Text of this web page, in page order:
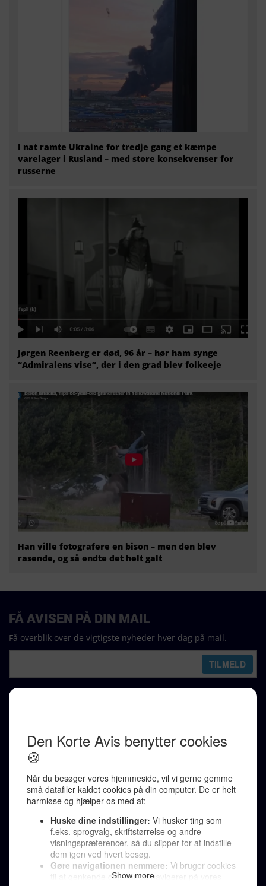
I nat ramte Ukraine for tredje gang et kæmpe
varelager i Rusland – med store konsekvenser for
russerne
Jørgen Reenberg er død, 96 år – hør ham synge
“Admiralens vise”, der i den grad blev folkeeje
Han ville fotografere en bison – men den blev
rasende, og så endte det helt galt
Karen Jespersen
Redaktionen kontaktes via mail til
redaktion@denkorteavis.dk
Telefonsvarer 20 30 10 96
Von Ostensgade 22, 2791 Dragør
LINKS
Tidligere aviser >
Støt Den Korte Avis >
FÅ AVISEN PÅ DIN MAIL
Få overblik over de vigtigste nyheder hver dag på mail.